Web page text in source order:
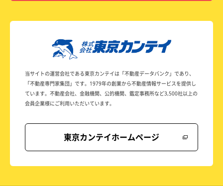
当サイトの運営会社である東京カンテイは 「不動産データバンク」であり、
「不動産専門家集団」です。 1979年の創業から不動産情報サービスを提供し
ています。 不動産会社、金融機関、公的機関、鑑定事務所など3,500社以上の
会員企業様にご利用いただいています。
東京カンテイホームページ